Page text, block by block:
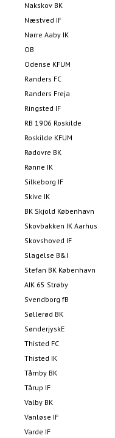
Nakskov BK
Næstved IF
Nørre Aaby IK
OB
Odense KFUM
Randers FC
Randers Freja
Ringsted IF
RB 1906 Roskilde
Roskilde KFUM
Rødovre BK
Rønne IK
Silkeborg IF
Skive IK
BK Skjold København
Skovbakken IK Aarhus
Skovshoved IF
Slagelse B&I
Stefan BK København
AIK 65 Strøby
Svendborg fB
Søllerød BK
SønderjyskE
Thisted FC
Thisted IK
Tårnby BK
Tårup IF
Valby BK
Vanløse IF
Varde IF